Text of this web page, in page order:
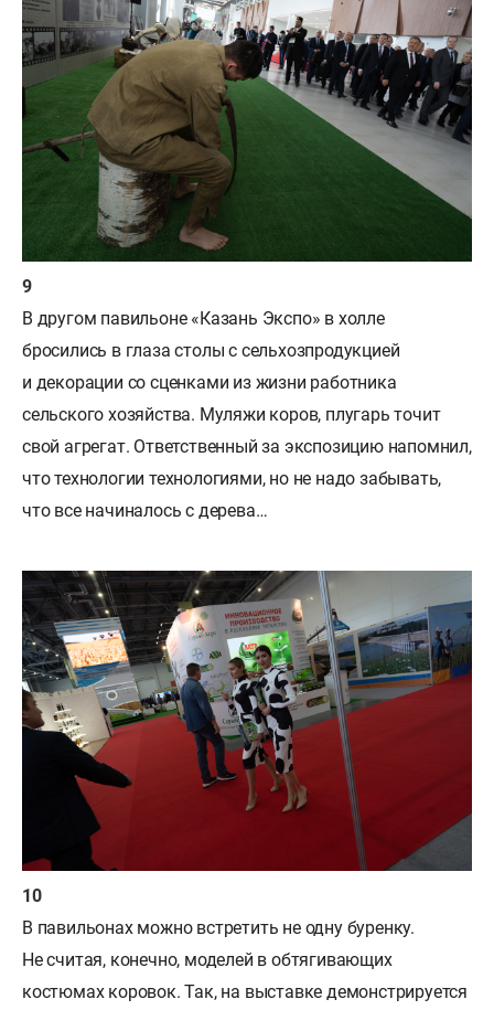
В другом павильоне «Казань Экспо» в холле
бросились в глаза столы с сельхозпродукцией
и декорации со сценками из жизни работника
сельского хозяйства. Муляжи коров, плугарь точит
свой агрегат. Ответственный за экспозицию напомнил,
что технологии технологиями, но не надо забывать,
что все начиналось с дерева…
В павильонах можно встретить не одну буренку.
Не считая, конечно, моделей в обтягивающих
костюмах коровок. Так, на выставке демонстрируется